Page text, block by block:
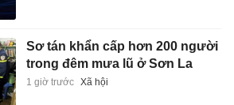
Sơ tán khẩn cấp hơn 200 người
trong đêm mưa lũ ở Sơn La
1 giờ trước Xã hội